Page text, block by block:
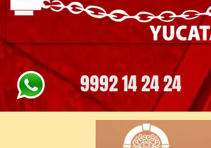
9992 14 24 24